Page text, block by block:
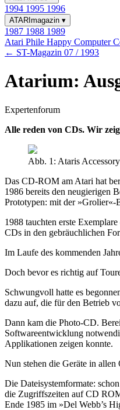
1994 1995 1996
ATARImagazin ▾
1987 1988 1989
Atari Phile Happy Computer
← ST-Magazin 07 / 1993
Atarium:
Expertenforum
Alle reden von CDs. Wir
Abb. 1: Ataris
Das CD-ROM am Atari hat
1986 bereits den neugierigen
Prototypen: mit der »Grolier«-
1988 tauchten erste
CDs in den gebräuchlichen
Im Laufe des kommenden
Doch bevor es richtig auf
Schwungvoll hatte es
dazu auf, die für den Betrieb
Dann kam die Photo-CD.
Softwareentwicklung
Applikationen zeigen konnte.
Nun stehen die Geräte in
Die Dateisystemformate:
die Zugriffszeiten auf CD
Ende 1985 im »Del Webb’s